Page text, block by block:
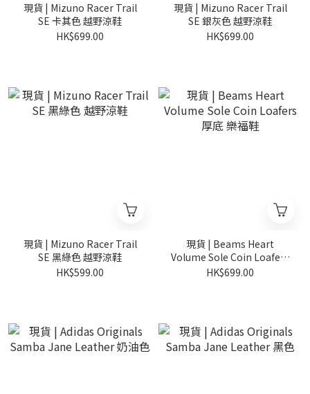
現貨 | Mizuno Racer Trail
SE 卡其色 越野涼鞋
HK$699.00
現貨 | Mizuno Racer Trail
SE 銀灰色 越野涼鞋
HK$699.00
現貨 | Mizuno Racer Trail
SE 黑綠色 越野涼鞋
HK$599.00
現貨 | Beams Heart
Volume Sole Coin Loafers
厚底 樂福鞋
HK$699.00